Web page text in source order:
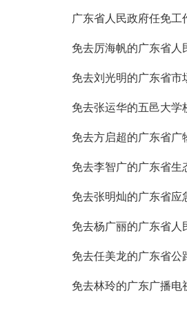
广东省人民政府任免工
免去厉海帆的广东省人
免去刘光明的广东省市
免去张运华的五邑大学
免去方启超的广东省广
免去李智广的广东省
免去张明灿的广东省应
免去杨广丽的广东省
免去任美龙的广东省公
免去林玲的广东广播电